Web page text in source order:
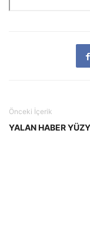
Önceki İçerik
YALAN HABER